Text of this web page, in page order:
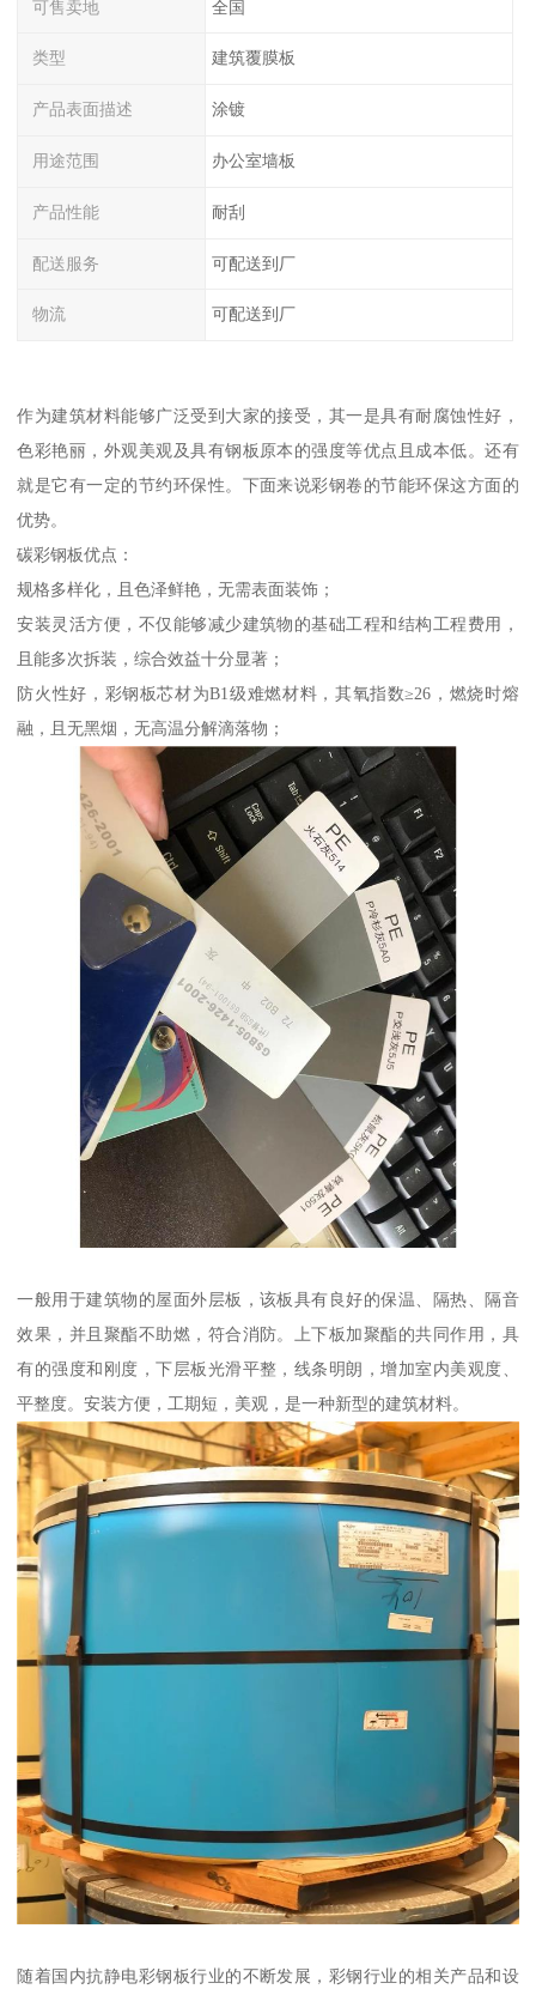
可售卖地 全国
类型 建筑覆膜板
产品表面描述 涂镀
用途范围 办公室墙板
产品性能 耐刮
配送服务 可配送到厂
物流 可配送到厂
作为建筑材料能够广泛受到大家的接受，其一是具有耐腐蚀性好，
色彩艳丽，外观美观及具有钢板原本的强度等优点且成本低。还有
就是它有一定的节约环保性。下面来说彩钢卷的节能环保这方面的
优势。
碳彩钢板优点：
规格多样化，且色泽鲜艳，无需表面装饰；
安装灵活方便，不仅能够减少建筑物的基础工程和结构工程费用，
且能多次拆装，综合效益十分显著；
防火性好，彩钢板芯材为B1级难燃材料，其氧指数≥26，燃烧时熔
融，且无黑烟，无高温分解滴落物；
一般用于建筑物的屋面外层板，该板具有良好的保温、隔热、隔音
效果，并且聚酯不助燃，符合消防。上下板加聚酯的共同作用，具
有的强度和刚度，下层板光滑平整，线条明朗，增加室内美观度、
平整度。安装方便，工期短，美观，是一种新型的建筑材料。
随着国内抗静电彩钢板行业的不断发展，彩钢行业的相关产品和设